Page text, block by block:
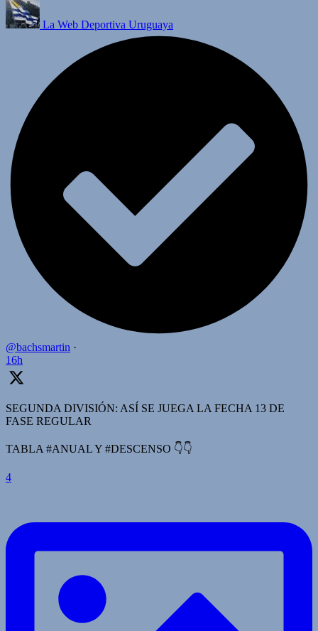
La Web Deportiva Uruguaya
@bachsmartin ·
16h
SEGUNDA DIVISIÓN: ASÍ SE JUEGA LA FECHA 13 DE
FASE REGULAR
TABLA #ANUAL Y #DESCENSO 👇👇
4